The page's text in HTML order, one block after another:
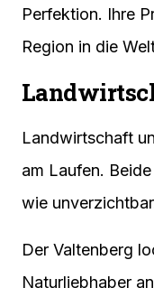
Perfektion. Ihre
Region in die
Landwirtschaft
am Laufen.
wie
Der Valtenberg
Naturliebhaber